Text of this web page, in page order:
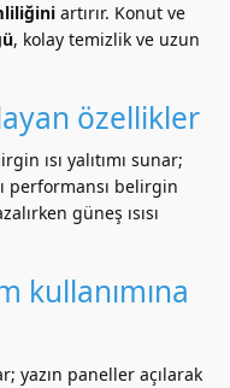
artırır. Konut ve
, kolay temizlik ve uzun
özellikler
ısı yalıtımı sunar;
performansı belirgin
güneş ısısı
kullanımına
yazın paneller açılarak